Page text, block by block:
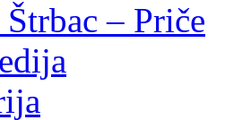
Štrbac – Priče